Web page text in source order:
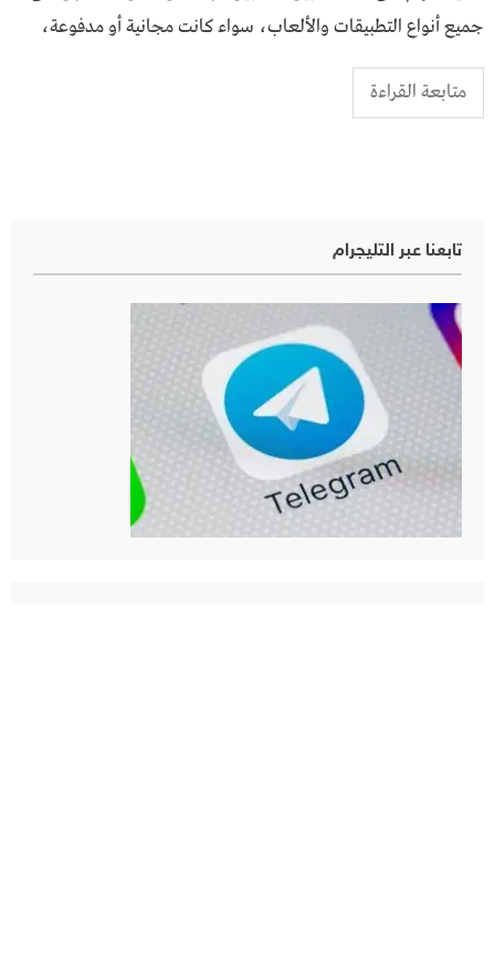
جميع أنواع التطبيقات والألعاب، سواء كانت مجانية أو مدفوعة،
متابعة القراءة
تابعنا عبر التليجرام